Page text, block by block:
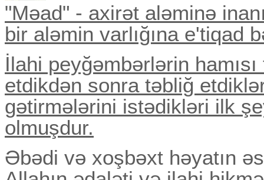
"Məad" - axirət aləminə
bir aləmin varlığına e'tiqad
İlahi peyğəmbərlərin
etdikdən sonra təbliğ
gətirmələrini istədikləri ilk
olmuşdur.
Əbədi və xoşbəxt həyatın